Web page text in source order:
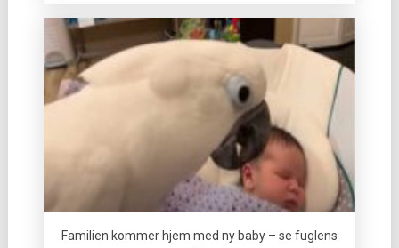
Familien kommer hjem med ny baby – se fuglens